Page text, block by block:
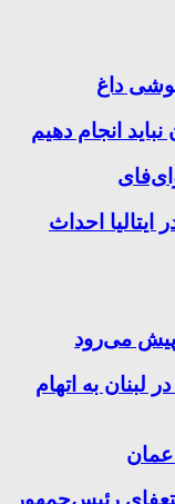
داغ
انجام دهیم
احداث
پیش می‌رود
به اتهام
عمان
رئیس‌جمهور